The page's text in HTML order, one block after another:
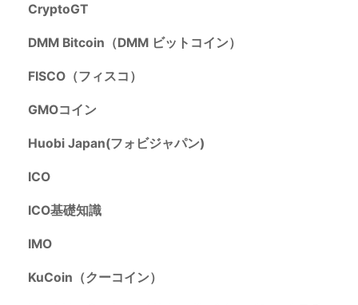
CryptoGT
DMM Bitcoin（DMM ビットコイン）
FISCO（フィスコ）
GMOコイン
Huobi Japan(フォビジャパン)
ICO
ICO基礎知識
IMO
KuCoin（クーコイン）